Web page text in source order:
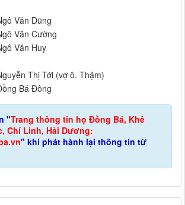
Văn Dũng
Văn Cường
Văn Huy
Thị Tới (vợ ô. Thậm)
Bá Đông
"Trang thông tin họ Đồng Bá, Khê
Chí Linh, Hải Dương:
" khi phát hành lại thông tin từ